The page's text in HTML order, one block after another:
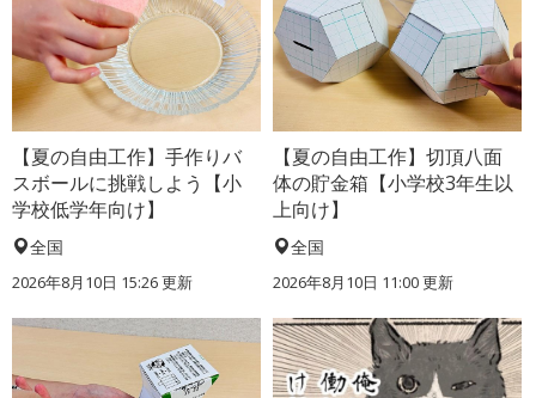
【夏の自由工作】手作りバ
スボールに挑戦しよう【小
学校低学年向け】
全国
2026年8月10日 15:26更新
【夏の自由工作】切頂八面
体の貯金箱【小学校3年生以
上向け】
全国
2026年8月10日 11:00更新